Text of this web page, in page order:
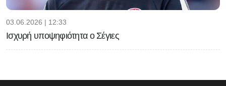
03.06.2026 | 12:33
Ισχυρή υποψηφιότητα ο Σέγιες